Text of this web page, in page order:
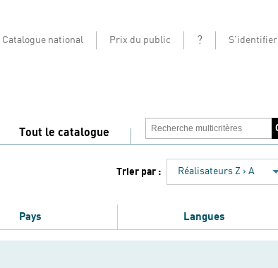
Catalogue national Prix du public ? S'identifier
Tout le catalogue
Trier par : Réalisateurs Z › A
Pays Langues